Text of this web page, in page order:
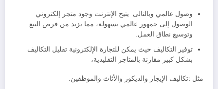
وصول عالمي وبالتالى يتيح الإنترنت وجود متجر إلكتروني
الوصول إلى جمهور عالمي بسهولة، مما يزيد من فرص البيع
وتوسيع نطاق العمل.
توفير التكاليف حيث يمكن للتجارة الإلكترونية تقليل التكاليف
بشكل كبير مقارنة بالمتاجر التقليدية،
مثل :تكاليف الإيجار والديكور والأثاث والموظفين.